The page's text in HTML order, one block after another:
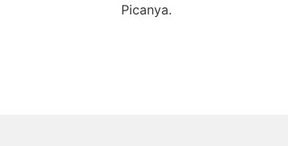
Picanya.